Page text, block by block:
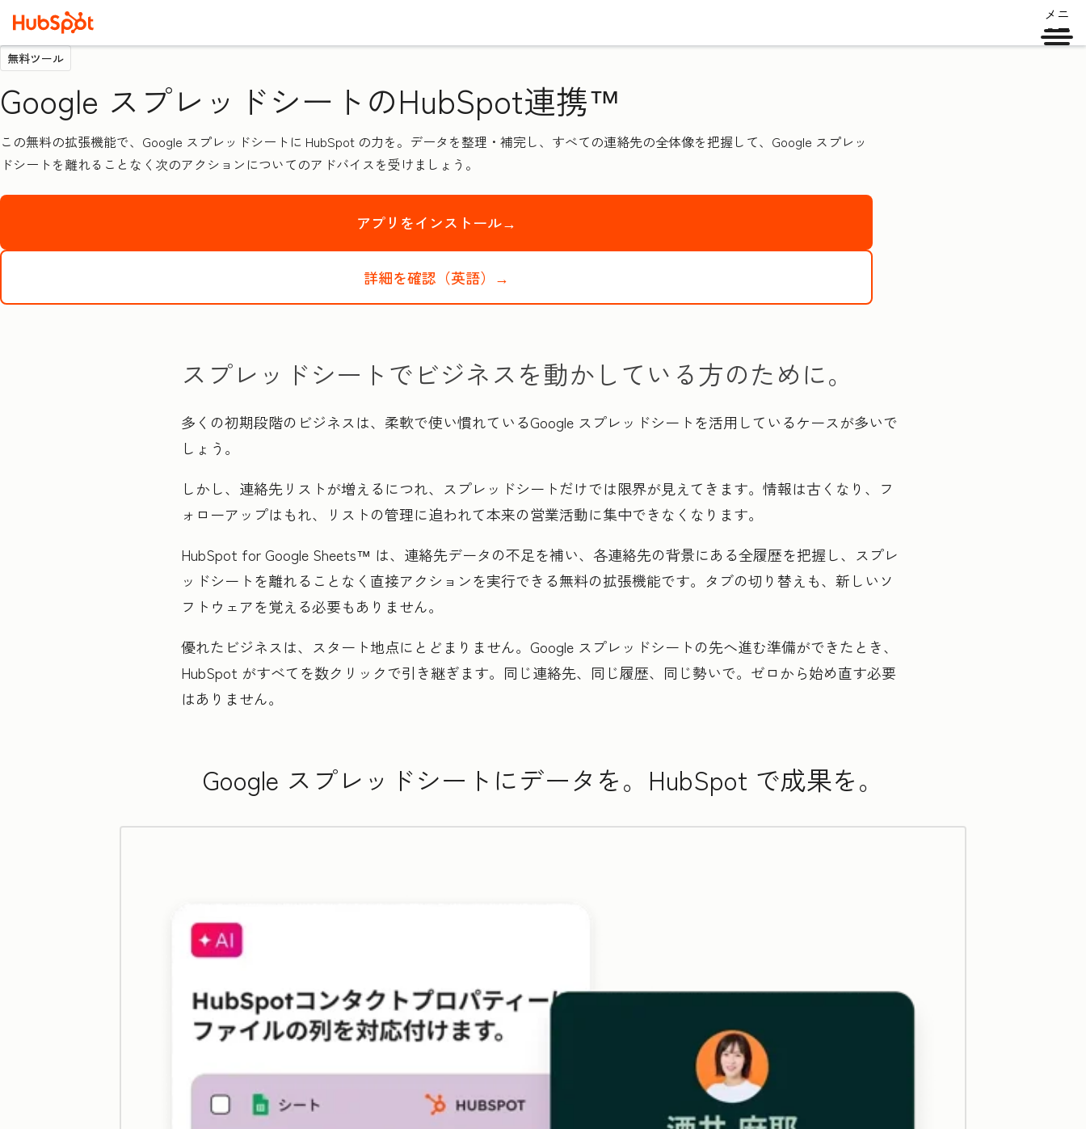
メニ
ュー
無料ツール
Google スプレッドシートのHubSpot連携™
この無料の拡張機能で、Google スプレッドシートに HubSpot の力を。データを整理・補完し、すべての連絡先の全体像を把握して、Google スプレッ
ドシートを離れることなく次のアクションについてのアドバイスを受けましょう。
アプリをインストール→
詳細を確認（英語）→
スプレッドシートでビジネスを動かしている方のために。
多くの初期段階のビジネスは、柔軟で使い慣れているGoogle スプレッドシートを活用しているケースが多いで
しょう。
しかし、連絡先リストが増えるにつれ、スプレッドシートだけでは限界が見えてきます。情報は古くなり、フ
ォローアップはもれ、リストの管理に追われて本来の営業活動に集中できなくなります。
HubSpot for Google Sheets™ は、連絡先データの不足を補い、各連絡先の背景にある全履歴を把握し、スプレ
ッドシートを離れることなく直接アクションを実行できる無料の拡張機能です。タブの切り替えも、新しいソ
フトウェアを覚える必要もありません。
優れたビジネスは、スタート地点にとどまりません。Google スプレッドシートの先へ進む準備ができたとき、
HubSpot がすべてを数クリックで引き継ぎます。同じ連絡先、同じ履歴、同じ勢いで。ゼロから始め直す必要
はありません。
Google スプレッドシートにデータを。HubSpot で成果を。